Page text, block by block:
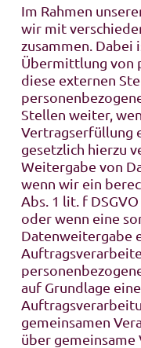
Im Rahmen
wir mit
zusammen. Dabei
Übermittlung von
diese externen
Stellen weiter,
Vertragserfüllung
gesetzlich hierzu
Weitergabe von
wenn wir ein
Abs. 1 lit. f
oder wenn eine
Datenweitergabe
auf Grundlage
gemeinsamen
über gemeinsame